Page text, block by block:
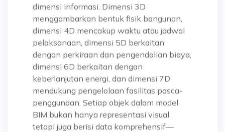
dimensi informasi. Dimensi 3D
menggambarkan bentuk fisik bangunan,
dimensi 4D mencakup waktu atau jadwal
pelaksanaan, dimensi 5D berkaitan
dengan perkiraan dan pengendalian biaya,
dimensi 6D berkaitan dengan
keberlanjutan energi, dan dimensi 7D
mendukung pengelolaan fasilitas pasca-
penggunaan. Setiap objek dalam model
BIM bukan hanya representasi visual,
tetapi juga berisi data komprehensif—